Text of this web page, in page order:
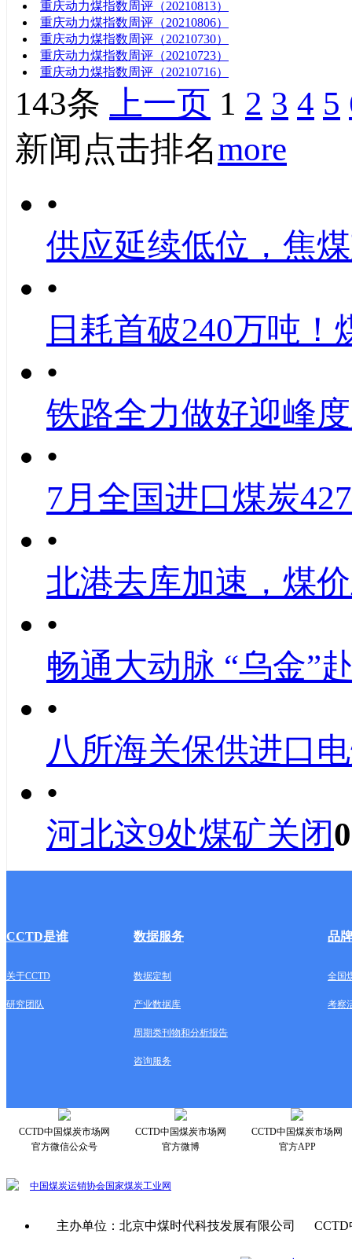
重庆动力煤指数周评（20210813）
重庆动力煤指数周评（20210806）
重庆动力煤指数周评（20210730）
重庆动力煤指数周评（20210723）
重庆动力煤指数周评（20210716）
143条 上一页 1 2 3 4 5
新闻点击排名more
•
供应延续低位，焦
•
日耗首破240万吨！
•
铁路全力做好迎峰
•
7月全国进口煤炭
•
北港去库加速，煤
•
畅通大动脉 “乌金”
•
八所海关保供进口
•
河北这9处煤矿关闭
CCTD是谁 数据服务 品
关于CCTD 数据定制 全国
研究团队 产业数据库 考察
周期类刊物和分析报告
咨询服务
CCTD中国煤炭市场网
官方微信公众号
CCTD中国煤炭市场网
官方微博
CCTD中国煤炭市场网
官方APP
中国煤炭运销协会国家煤炭工业网
主办单位：北京中煤时代科技发展有限公司